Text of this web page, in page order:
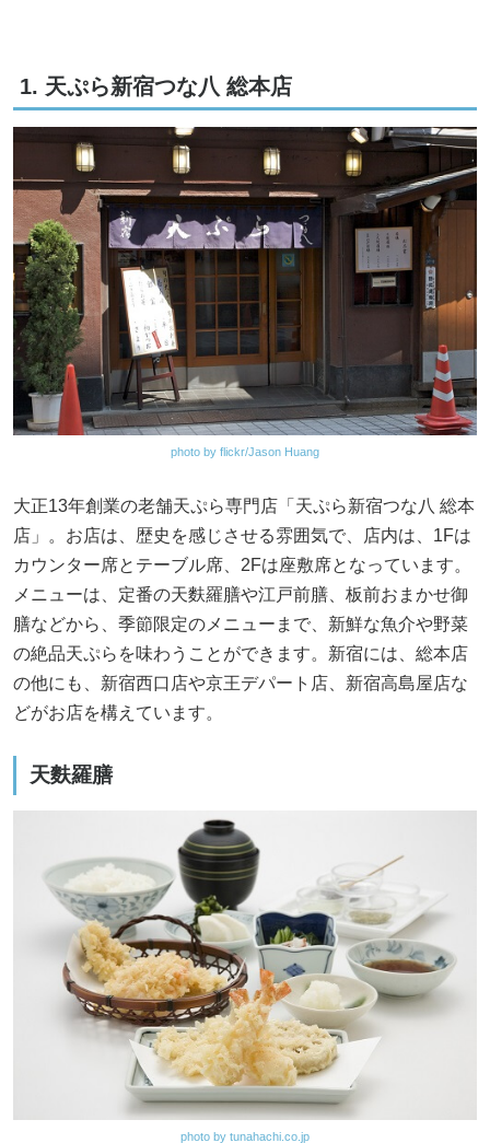
1. 天ぷら新宿つな八 総本店
photo by flickr/Jason Huang
大正13年創業の老舗天ぷら専門店「天ぷら新宿つな八 総本
店」。お店は、歴史を感じさせる雰囲気で、店内は、1Fは
カウンター席とテーブル席、2Fは座敷席となっています。
メニューは、定番の天麩羅膳や江戸前膳、板前おまかせ御
膳などから、季節限定のメニューまで、新鮮な魚介や野菜
の絶品天ぷらを味わうことができます。新宿には、総本店
の他にも、新宿西口店や京王デパート店、新宿高島屋店な
どがお店を構えています。
天麩羅膳
photo by tunahachi.co.jp